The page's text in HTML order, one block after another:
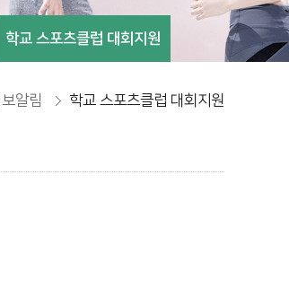
학교 스포츠클럽 대회지원
알림 학교 스포츠클럽 대회지원